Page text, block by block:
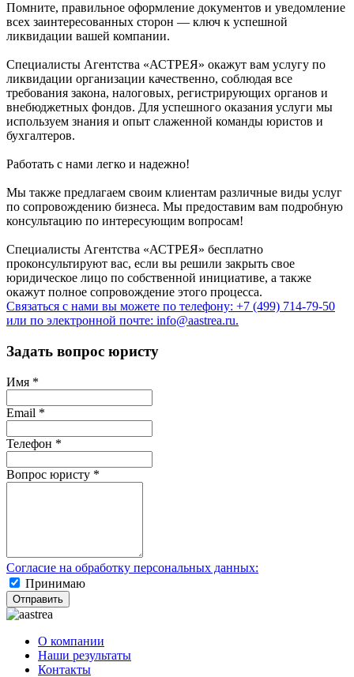
Помните, правильное оформление документов и уведомление
всех заинтересованных сторон — ключ к успешной
ликвидации вашей компании.
Специалисты Агентства «АСТРЕЯ» окажут вам услугу по
ликвидации организации качественно, соблюдая все
требования закона, налоговых, регистрирующих органов и
внебюджетных фондов. Для успешного оказания услуги мы
используем знания и опыт слаженной команды юристов и
бухгалтеров.
Работать с нами легко и надежно!
Мы также предлагаем своим клиентам различные виды услуг
по сопровождению бизнеса. Мы предоставим вам подробную
консультацию по интересующим вопросам!
Специалисты Агентства «АСТРЕЯ» бесплатно
проконсультируют вас, если вы решили закрыть свое
юридическое лицо по собственной инициативе, а также
окажут полное сопровождение этого процесса.
Связаться с нами вы можете по телефону: +7 (499) 714-79-50
или по электронной почте: info@aastrea.ru.
Задать вопрос юристу
Имя *
Email *
Телефон *
Вопрос юристу *
Согласие на обработку персональных данных:
Принимаю
Отправить
О компании
Наши результаты
Контакты